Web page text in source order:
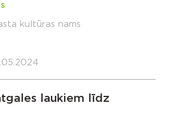
kultūras nams
laukiem līdz